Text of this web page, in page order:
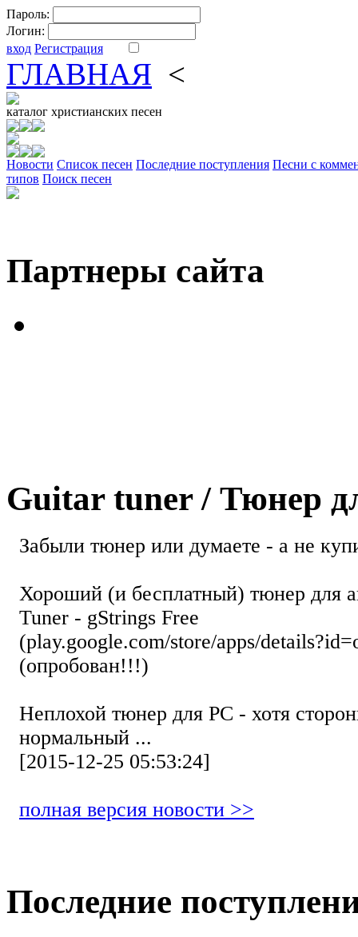
Пароль:
Логин:
вход Регистрация
ГЛАВНАЯ <
каталог христианских песен
Новости Cписок песен Последние поступления Песни с
типов Поиск песен
Партнеры сайта
Guitar tuner / Тюнер
Забыли тюнер или думаете - а не
Хороший (и бесплатный) тюнер для
Tuner - gStrings Free
(play.google.com/store/apps/
(опробован!!!)
Неплохой тюнер для РС - хотя
нормальный ...
[2015-12-25 05:53:24]
полная версия новости >>
Последние